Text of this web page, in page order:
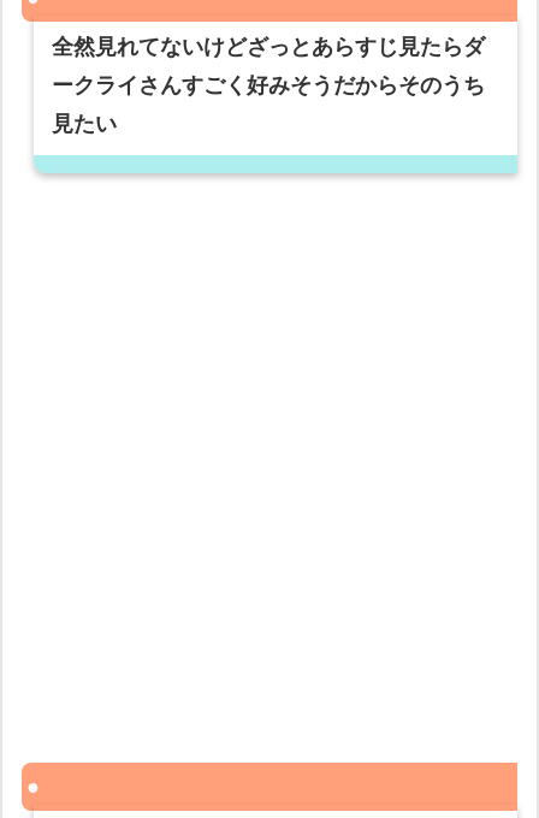
全然見れてないけどざっとあらすじ見たらダ
ークライさんすごく好みそうだからそのうち
見たい